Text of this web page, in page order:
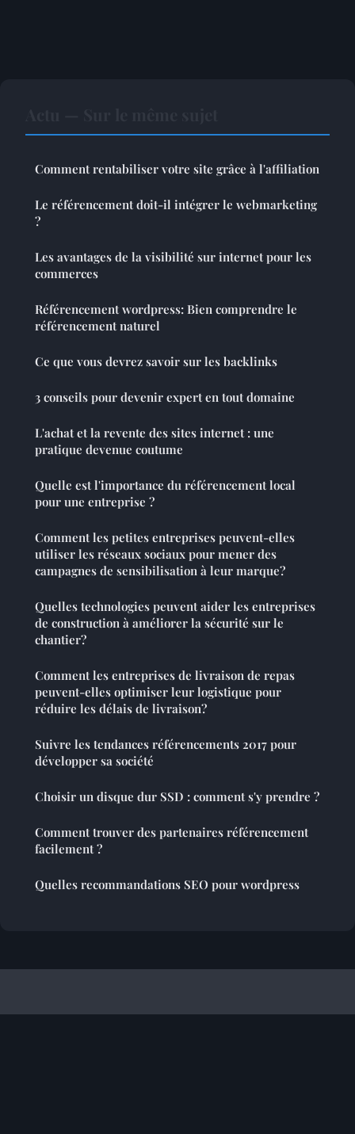
Comment rentabiliser votre site grâce à l'affiliation
Le référencement doit-il intégrer le webmarketing
?
Les avantages de la visibilité sur internet pour les
commerces
Référencement wordpress: Bien comprendre le
référencement naturel
Ce que vous devrez savoir sur les backlinks
3 conseils pour devenir expert en tout domaine
L'achat et la revente des sites internet : une
pratique devenue coutume
Quelle est l'importance du référencement local
pour une entreprise ?
Comment les petites entreprises peuvent-elles
utiliser les réseaux sociaux pour mener des
campagnes de sensibilisation à leur marque?
Quelles technologies peuvent aider les entreprises
de construction à améliorer la sécurité sur le
chantier?
Comment les entreprises de livraison de repas
peuvent-elles optimiser leur logistique pour
réduire les délais de livraison?
Suivre les tendances référencements 2017 pour
développer sa société
Choisir un disque dur SSD : comment s'y prendre ?
Comment trouver des partenaires référencement
facilement ?
Quelles recommandations SEO pour wordpress
Referencement Site Francophone